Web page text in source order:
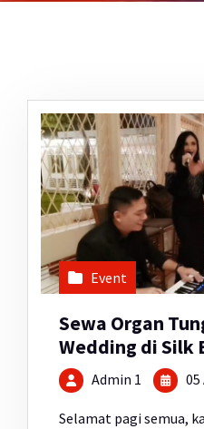
Event
Sewa Organ
Wedding di Silk
Admin 1 05
Selamat pagi semua,